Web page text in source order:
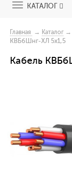
ToggleКАТАЛОГ
Главная → Каталог →
КВБбШнг-ХЛ 5х1,5
Кабель